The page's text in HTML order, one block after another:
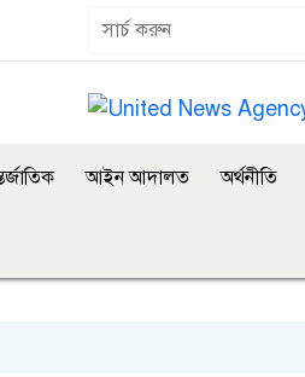
আইন আদালত অর্থনীতি